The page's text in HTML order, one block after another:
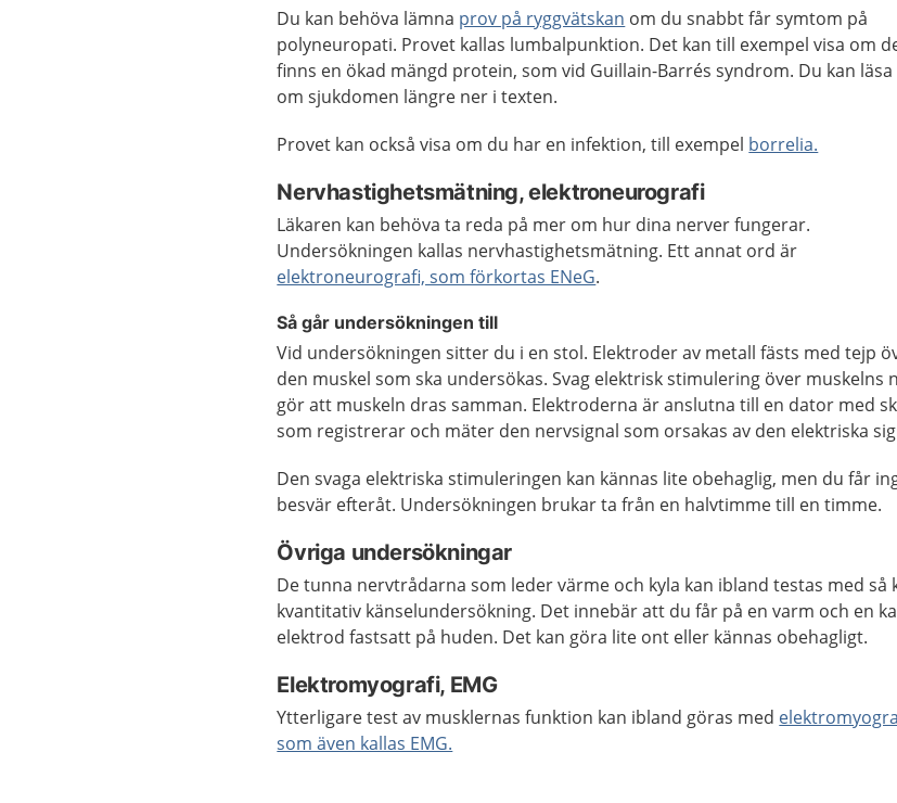
Du kan behöva lämna prov på ryggvätskan om du snabbt får symtom på
polyneuropati. Provet kallas lumbalpunktion. Det kan till exempel visa om
finns en ökad mängd protein, som vid Guillain-Barrés syndrom. Du kan
om sjukdomen längre ner i texten.
Provet kan också visa om du har en infektion, till exempel borrelia.
Nervhastighetsmätning, elektroneurografi
Läkaren kan behöva ta reda på mer om hur dina nerver fungerar.
Undersökningen kallas nervhastighetsmätning. Ett annat ord är
elektroneurografi, som förkortas ENeG.
Så går undersökningen till
Vid undersökningen sitter du i en stol. Elektroder av metall fästs med tejp
den muskel som ska undersökas. Svag elektrisk stimulering över muskelns
gör att muskeln dras samman. Elektroderna är anslutna till en dator med
som registrerar och mäter den nervsignal som orsakas av den elektriska
Den svaga elektriska stimuleringen kan kännas lite obehaglig, men du får
besvär efteråt. Undersökningen brukar ta från en halvtimme till en timme.
Övriga undersökningar
De tunna nervtrådarna som leder värme och kyla kan ibland testas med så
kvantitativ känselundersökning. Det innebär att du får på en varm och en
elektrod fastsatt på huden. Det kan göra lite ont eller kännas obehagligt.
Elektromyografi, EMG
Ytterligare test av musklernas funktion kan ibland göras med
som även kallas EMG.